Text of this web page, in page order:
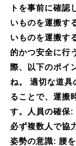
トを事前に確認
いものを運搬す
いものを運搬す
的かつ安全に行
際、以下のポイ
ね。 適切な道具
ることで、運搬
す。人員の確保:
必ず複数人で協
姿勢の意識: 腰